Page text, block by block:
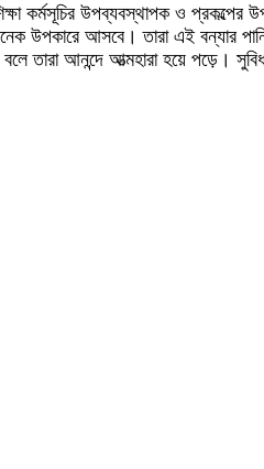
কর্মসূচির উপব্যবস্থাপক ও
আসবে। তারা এই বন্যার
তারা আনন্দে আত্মহারা হয়ে পড়ে।